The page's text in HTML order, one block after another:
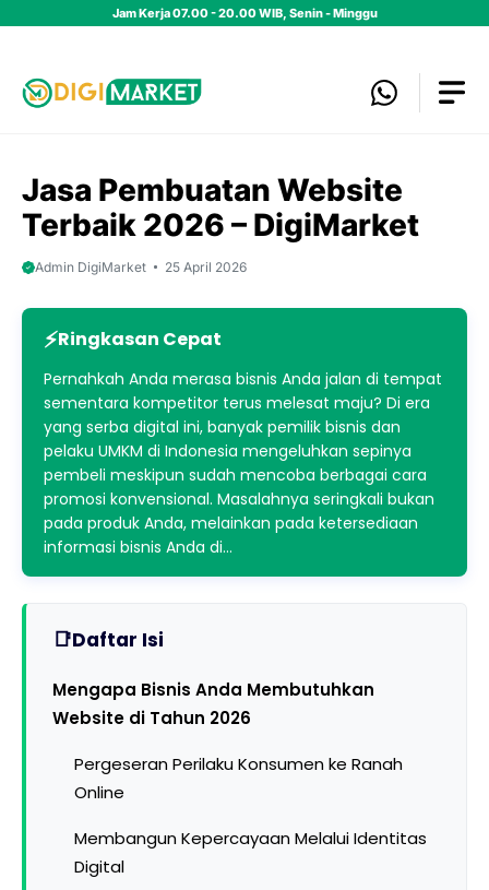
Jam Kerja 07.00 - 20.00 WIB, Senin - Minggu
Jasa Pembuatan Website
Terbaik 2026 – DigiMarket
Admin DigiMarket 25 April 2026
Ringkasan Cepat
Pernahkah Anda merasa bisnis Anda jalan di tempat
sementara kompetitor terus melesat maju? Di era
yang serba digital ini, banyak pemilik bisnis dan
pelaku UMKM di Indonesia mengeluhkan sepinya
pembeli meskipun sudah mencoba berbagai cara
promosi konvensional. Masalahnya seringkali bukan
pada produk Anda, melainkan pada ketersediaan
informasi bisnis Anda di…
Daftar Isi
Mengapa Bisnis Anda Membutuhkan
Website di Tahun 2026
Pergeseran Perilaku Konsumen ke Ranah
Online
Membangun Kepercayaan Melalui Identitas
Digital